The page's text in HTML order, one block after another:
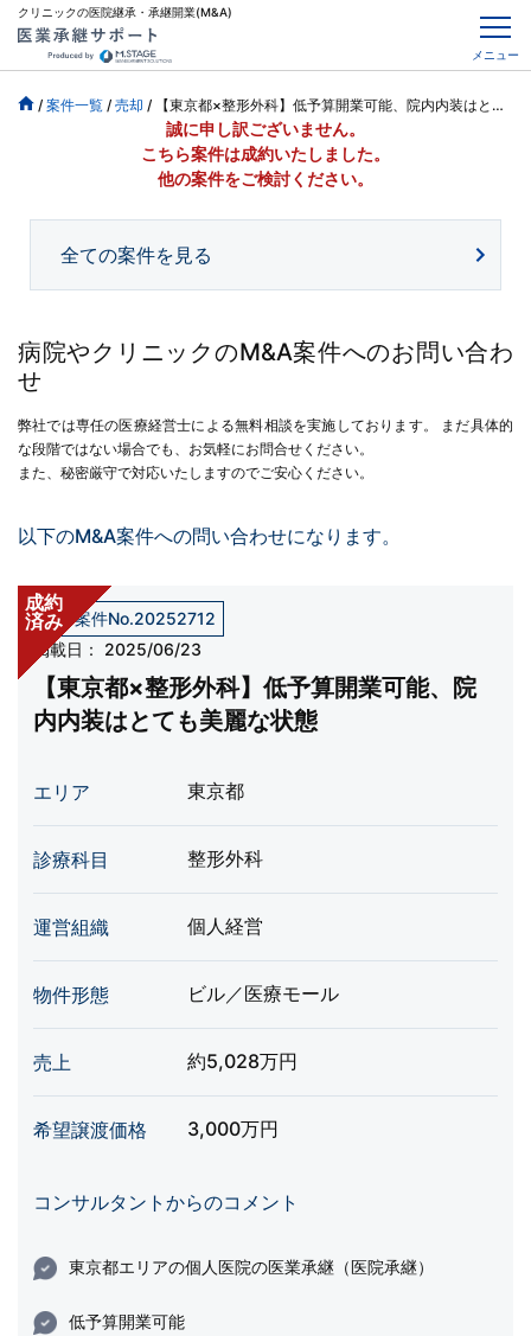
クリニックの医院継承・承継開業(M&A)
メニュー
/ 案件一覧 / 売却 / 【東京都×整形外科】低予算開業可能、院内内装はとても美麗な状態
誠に申し訳ございません。
こちら案件は成約いたしました。
他の案件をご検討ください。
全ての案件を見る
病院やクリニックのM&A案件へのお問い合わ
せ
弊社では専任の医療経営士による無料相談を実施しております。
まだ具体的
な段階ではない場合でも、お気軽にお問合せください。
また、秘密厳守で対応いたしますのでご安心ください。
以下のM&A案件への問い合わせになります。
成約
済み売却案件No.20252712
掲載日：
2025/06/23
【東京都×整形外科】低予算開業可能、院
内内装はとても美麗な状態
エリア 東京都
診療科目 整形外科
運営組織 個人経営
物件形態 ビル／医療モール
売上 約5,028万円
希望譲渡価格 3,000万円
コンサルタントからのコメント
東京都エリアの個人医院の医業承継（医院承継）
低予算開業可能